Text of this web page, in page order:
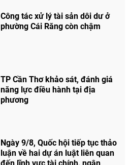
Công tác xử lý tài sản dôi dư ở
phường Cái Răng còn chậm
TP Cần Thơ khảo sát, đánh giá
năng lực điều hành tại địa
phương
Ngày 9/8, Quốc hội tiếp tục thảo
luận về hai dự án luật liên quan
đến lĩnh vực tài chính, ngân